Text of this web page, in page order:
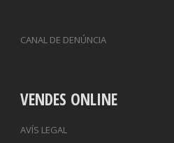
CANAL DE DENÚNCIA
VENDES ONLINE
AVÍS LEGAL